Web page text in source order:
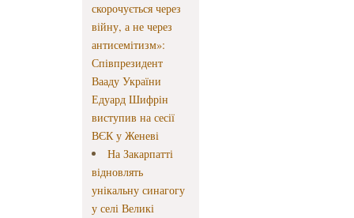
скорочується через
війну, а не через
антисемітизм»:
Співпрезидент
Вааду України
Едуард Шифрін
виступив на сесії
ВЄК у Женеві
На Закарпатті
відновлять
унікальну синагогу
у селі Великі